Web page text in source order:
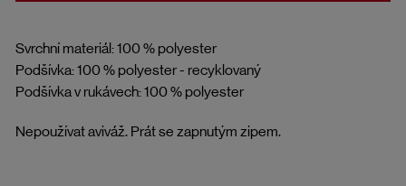
Svrchní materiál: 100 % polyester
Podšívka: 100 % polyester - recyklovaný
Podšívka v rukávech: 100 % polyester
Nepoužívat aviváž. Prát se zapnutým zipem.